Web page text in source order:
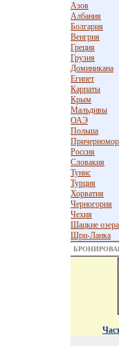
Азов
Албания
Болгария
Венгрия
Греция
Грузия
Доминикана
Египет
Карпаты
Крым
Мальдивы
ОАЭ
Польша
Россия
Словакия
Тунис
Турция
Хорватия
Черногория
Чехия
Шацкие озера
Шри-Ланка